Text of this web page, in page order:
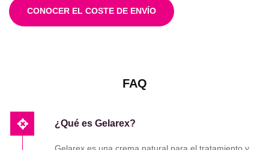
CONOCER EL COSTE DE ENVÍO
FAQ
¿Qué es Gelarex?